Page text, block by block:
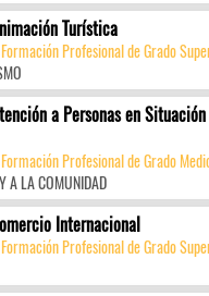
Turística
Profesional de Grado
a Personas en
Profesional de Grado
A LA COMUNIDAD
Internacional
Profesional de Grado